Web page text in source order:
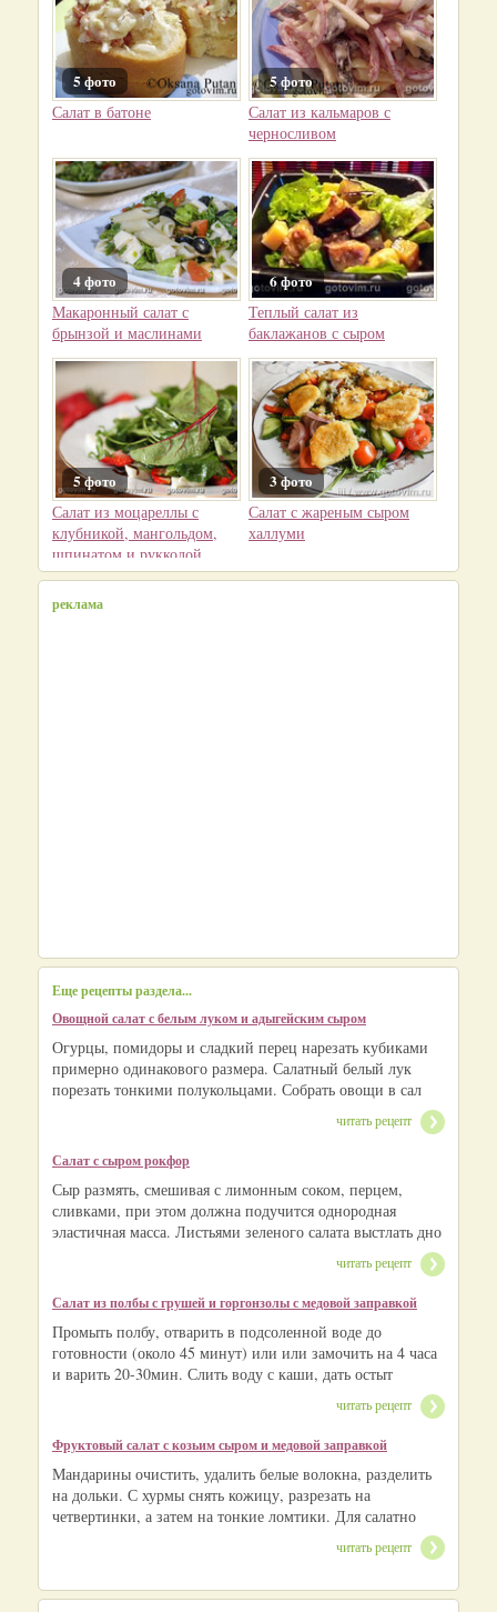
5 фото
Салат в батоне
5 фото
Салат из кальмаров с
черносливом
4 фото
Макаронный салат с
брынзой и маслинами
6 фото
Теплый салат из
баклажанов с сыром
5 фото
Салат из моцареллы с
клубникой, мангольдом,
шпинатом и рукколой
3 фото
Салат с жареным сыром
халлуми
реклама
Еще рецепты раздела...
Овощной салат с белым луком и адыгейским сыром
Огурцы, помидоры и сладкий перец нарезать кубиками
примерно одинакового размера. Салатный белый лук
порезать тонкими полукольцами. Собрать овощи в сал
читать рецепт
Салат с сыром рокфор
Сыр размять, смешивая с лимонным соком, перцем,
сливками, при этом должна подучится однородная
эластичная масса. Листьями зеленого салата выстлать дно
читать рецепт
Салат из полбы с грушей и горгонзолы с медовой заправкой
Промыть полбу, отварить в подсоленной воде до
готовности (около 45 минут) или или замочить на 4 часа
и варить 20-30мин. Слить воду с каши, дать остыт
читать рецепт
Фруктовый салат с козьим сыром и медовой заправкой
Мандарины очистить, удалить белые волокна, разделить
на дольки. С хурмы снять кожицу, разрезать на
четвертинки, а затем на тонкие ломтики. Для салатно
читать рецепт